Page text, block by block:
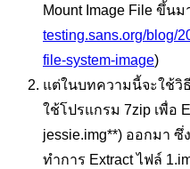
Mount Image File ขึ้นม
testing.sans.org/blog/
file-system-image)
แต่ในบทความนี้จะใช้วิ
ใช้โปรแกรม 7zip เพื่อ
jessie.img**) ออกมา ซึ่
ทำการ Extract ไฟล์